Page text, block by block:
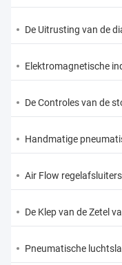
De Uitrusting van de
Elektromagnetische
De Controles van de
Handmatige
Air Flow regelafsluiters
De Klep van de Zetel
Pneumatische